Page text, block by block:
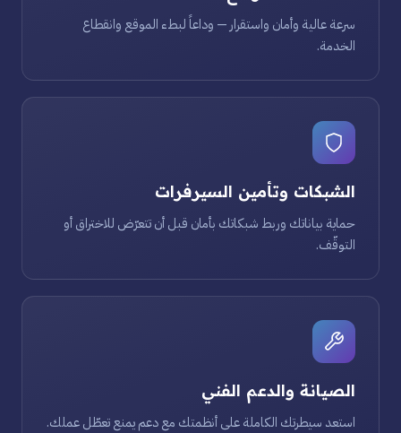
سرعة عالية وأمان واستقرار — وداعاً لبطء الموقع وانقطاع
الخدمة.
الشبكات وتأمين السيرفرات
حماية بياناتك وربط شبكاتك بأمان قبل أن تتعرّض للاختراق أو
التوقّف.
الصيانة والدعم الفني
استعد سيطرتك الكاملة على أنظمتك مع دعم يمنع تعطّل عملك.